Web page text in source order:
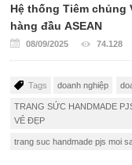
Hệ thống Tiêm
hàng đầu ASEAN
08/09/2025 74.128
Tags doanh nghiệp
TRANG SỨC HANDMADE
VẺ ĐẸP
trang suc handmade pjs moi